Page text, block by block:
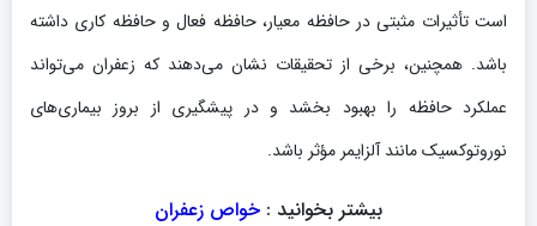
است تأثیرات مثبتی در حافظه معیار، حافظه فعال و حافظه کاری داشته
باشد. همچنین، برخی از تحقیقات نشان می‌دهند که زعفران می‌تواند
عملکرد حافظه را بهبود بخشد و در پیشگیری از بروز بیماری‌های
نوروتوکسیک مانند آلزایمر مؤثر باشد.
بیشتر بخوانید : خواص زعفران